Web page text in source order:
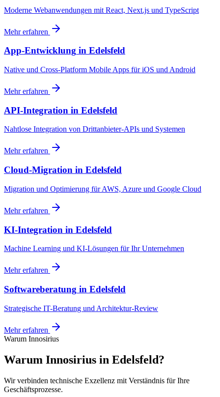
Moderne Webanwendungen mit React, Next.js und TypeScript
Mehr erfahren
App-Entwicklung in Edelsfeld
Native und Cross-Platform Mobile Apps für iOS und Android
Mehr erfahren
API-Integration in Edelsfeld
Nahtlose Integration von Drittanbieter-APIs und Systemen
Mehr erfahren
Cloud-Migration in Edelsfeld
Migration und Optimierung für AWS, Azure und Google Cloud
Mehr erfahren
KI-Integration in Edelsfeld
Machine Learning und KI-Lösungen für Ihr Unternehmen
Mehr erfahren
Softwareberatung in Edelsfeld
Strategische IT-Beratung und Architektur-Review
Mehr erfahren
Warum Innosirius
Warum Innosirius in Edelsfeld?
Wir verbinden technische Exzellenz mit Verständnis für Ihre
Geschäftsprozesse.